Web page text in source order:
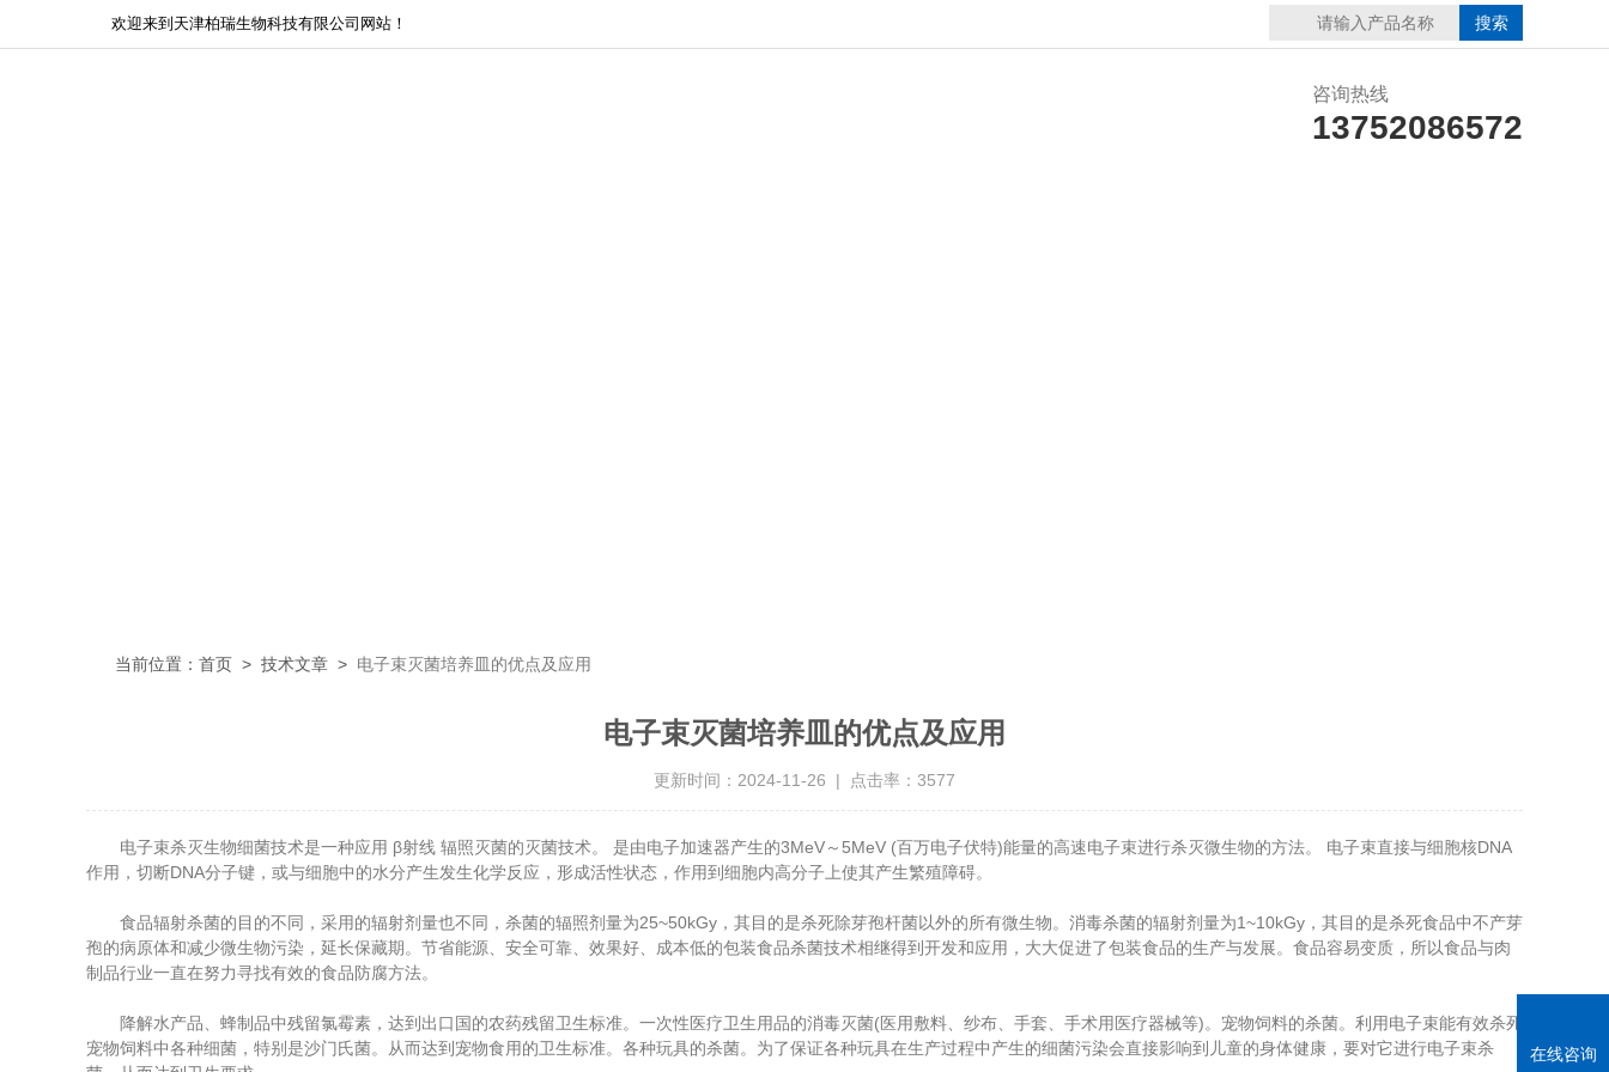
欢迎来到天津柏瑞生物科技有限公司网站！
咨询热线
13752086572
当前位置： 首页 > 技术文章 > 电子束灭菌培养皿的优点及应用
电子束灭菌培养皿的优点及应用
更新时间：2024-11-26 | 点击率：3577
电子束杀灭生物细菌技术是一种应用 β射线 辐照灭菌的灭菌技术。 是由电子加速器产生的3MeV～5MeV (百万电子伏特)能量的高速电子束进行杀灭微生物的方法。 电子束直接与细胞核DNA
作用，切断DNA分子键，或与细胞中的水分产生发生化学反应，形成活性状态，作用到细胞内高分子上使其产生繁殖障碍。
食品辐射杀菌的目的不同，采用的辐射剂量也不同，杀菌的辐照剂量为25~50kGy，其目的是杀死除芽孢杆菌以外的所有微生物。消毒杀菌的辐射剂量为1~10kGy，其目的是杀死食品中不产芽
孢的病原体和减少微生物污染，延长保藏期。节省能源、安全可靠、效果好、成本低的包装食品杀菌技术相继得到开发和应用，大大促进了包装食品的生产与发展。食品容易变质，所以食品与肉
制品行业一直在努力寻找有效的食品防腐方法。
降解水产品、蜂制品中残留氯霉素，达到出口国的农药残留卫生标准。一次性医疗卫生用品的消毒灭菌(医用敷料、纱布、手套、手术用医疗器械等)。宠物饲料的杀菌。利用电子束能有效杀死
宠物饲料中各种细菌，特别是沙门氏菌。从而达到宠物食用的卫生标准。各种玩具的杀菌。为了保证各种玩具在生产过程中产生的细菌污染会直接影响到儿童的身体健康，要对它进行电子束杀
在线咨询